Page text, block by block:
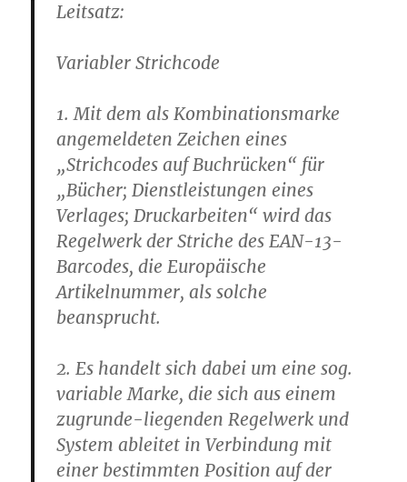
Leitsatz:
Variabler Strichcode
1. Mit dem als Kombinationsmarke
angemeldeten Zeichen eines
„Strichcodes auf Buchrücken“ für
„Bücher; Dienstleistungen eines
Verlages; Druckarbeiten“ wird das
Regelwerk der Striche des EAN-13-
Barcodes, die Europäische
Artikelnummer, als solche
beansprucht.
2. Es handelt sich dabei um eine sog.
variable Marke, die sich aus einem
zugrunde-liegenden Regelwerk und
System ableitet in Verbindung mit
einer bestimmten Position auf der